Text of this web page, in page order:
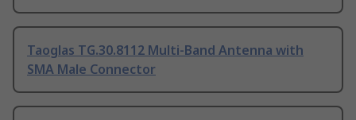
Taoglas TG.30.8112 Multi-Band Antenna with
SMA Male Connector